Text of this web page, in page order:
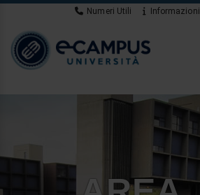
Numeri Utili Informazioni